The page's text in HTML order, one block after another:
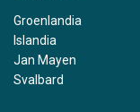
Groenlandia
Islandia
Jan Mayen
Svalbard